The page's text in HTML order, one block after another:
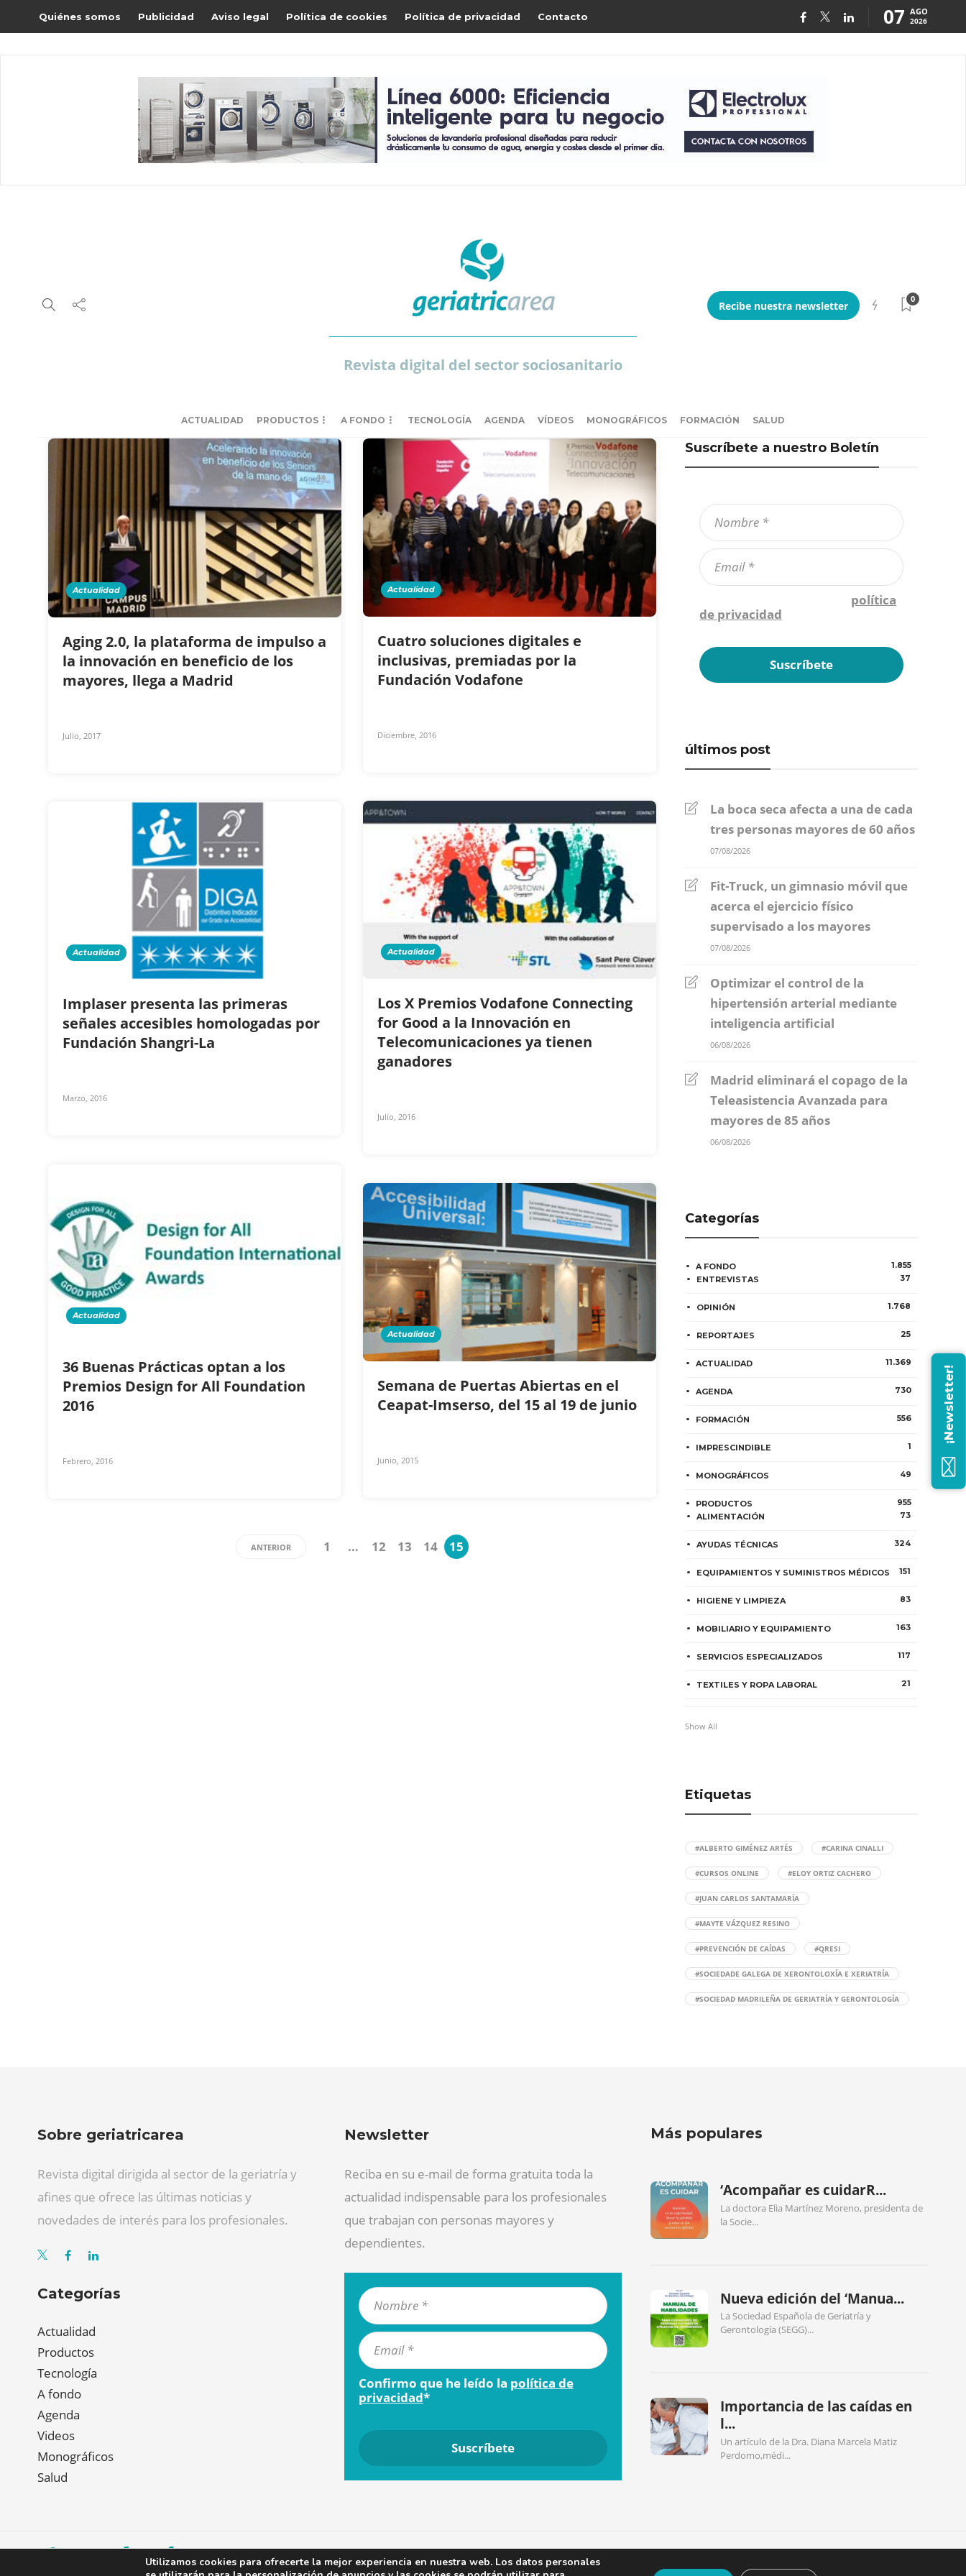
Quiénes somos Publicidad Aviso legal Política de cookies Política de privacidad Contacto 07 AGO
2026
Revista digital del sector sociosanitario
Recibe nuestra newsletter
0
ACTUALIDAD PRODUCTOS A FONDO TECNOLOGÍA AGENDA VÍDEOS MONOGRÁFICOS FORMACIÓN SALUD
Actualidad
Aging 2.0, la plataforma de impulso a
la innovación en beneficio de los
mayores, llega a Madrid
Julio, 2017
Actualidad
Cuatro soluciones digitales e
inclusivas, premiadas por la
Fundación Vodafone
Diciembre, 2016
Actualidad
Los X Premios Vodafone Connecting
for Good a la Innovación en
Telecomunicaciones ya tienen
ganadores
Julio, 2016
Actualidad
Implaser presenta las primeras
señales accesibles homologadas por
Fundación Shangri-La
Marzo, 2016
Actualidad
36 Buenas Prácticas optan a los
Premios Design for All Foundation
2016
Febrero, 2016
Actualidad
Semana de Puertas Abiertas en el
Ceapat-Imserso, del 15 al 19 de junio
Junio, 2015
ANTERIOR 1 … 12 13 14 15
Suscríbete a nuestro Boletín
política
de privacidad
últimos post
La boca seca afecta a una de cada
tres personas mayores de 60 años
07/08/2026
Fit-Truck, un gimnasio móvil que
acerca el ejercicio físico
supervisado a los mayores
07/08/2026
Optimizar el control de la
hipertensión arterial mediante
inteligencia artificial
06/08/2026
Madrid eliminará el copago de la
Teleasistencia Avanzada para
mayores de 85 años
06/08/2026
Categorías
A FONDO
1.855
ENTREVISTAS
37
OPINIÓN 1.768
REPORTAJES 25
ACTUALIDAD 11.369
AGENDA 730
FORMACIÓN 556
IMPRESCINDIBLE 1
MONOGRÁFICOS 49
PRODUCTOS
955
ALIMENTACIÓN
73
AYUDAS TÉCNICAS 324
EQUIPAMIENTOS Y SUMINISTROS MÉDICOS 151
HIGIENE Y LIMPIEZA 83
MOBILIARIO Y EQUIPAMIENTO 163
SERVICIOS ESPECIALIZADOS 117
TEXTILES Y ROPA LABORAL 21
Show All
Etiquetas
#ALBERTO GIMÉNEZ ARTÉS #CARINA CINALLI
#CURSOS ONLINE #ELOY ORTIZ CACHERO
#JUAN CARLOS SANTAMARÍA
#MAYTE VÁZQUEZ RESINO
#PREVENCIÓN DE CAÍDAS #QRESI
#SOCIEDADE GALEGA DE XERONTOLOXÍA E XERIATRÍA
#SOCIEDAD MADRILEÑA DE GERIATRÍA Y GERONTOLOGÍA
Sobre geriatricarea
Revista digital dirigida al sector de la geriatría y
afines que ofrece las últimas noticias y
novedades de interés para los profesionales.
Categorías
Actualidad
Productos
Tecnología
A fondo
Agenda
Videos
Monográficos
Salud
Newsletter
Reciba en su e-mail de forma gratuita toda la
actualidad indispensable para los profesionales
que trabajan con personas mayores y
dependientes.
Confirmo que he leído la política de
privacidad*
Más populares
‘Acompañar es cuidarR...
La doctora Elia Martínez Moreno, presidenta de
la Socie...
Nueva edición del ‘Manua...
La Sociedad Española de Geriatría y
Gerontología (SEGG)...
Importancia de las caídas en
l...
Un artículo de la Dra. Diana Marcela Matiz
Perdomo,médi...
QUIÉNES SOMOS PUBLICIDAD AVISO LEGAL POLÍTICA DE COOKIES POLÍTICA DE PRIVACIDAD
¡Newsletter!
Utilizamos cookies para ofrecerte la mejor experiencia en nuestra web. Los datos personales